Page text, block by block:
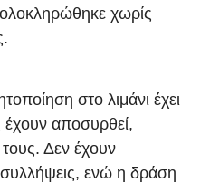
χωρίς
στο λιμάνι έχει
έχουν αποσυρθεί,
Δεν έχουν
συλλήψεις, ενώ η δράση